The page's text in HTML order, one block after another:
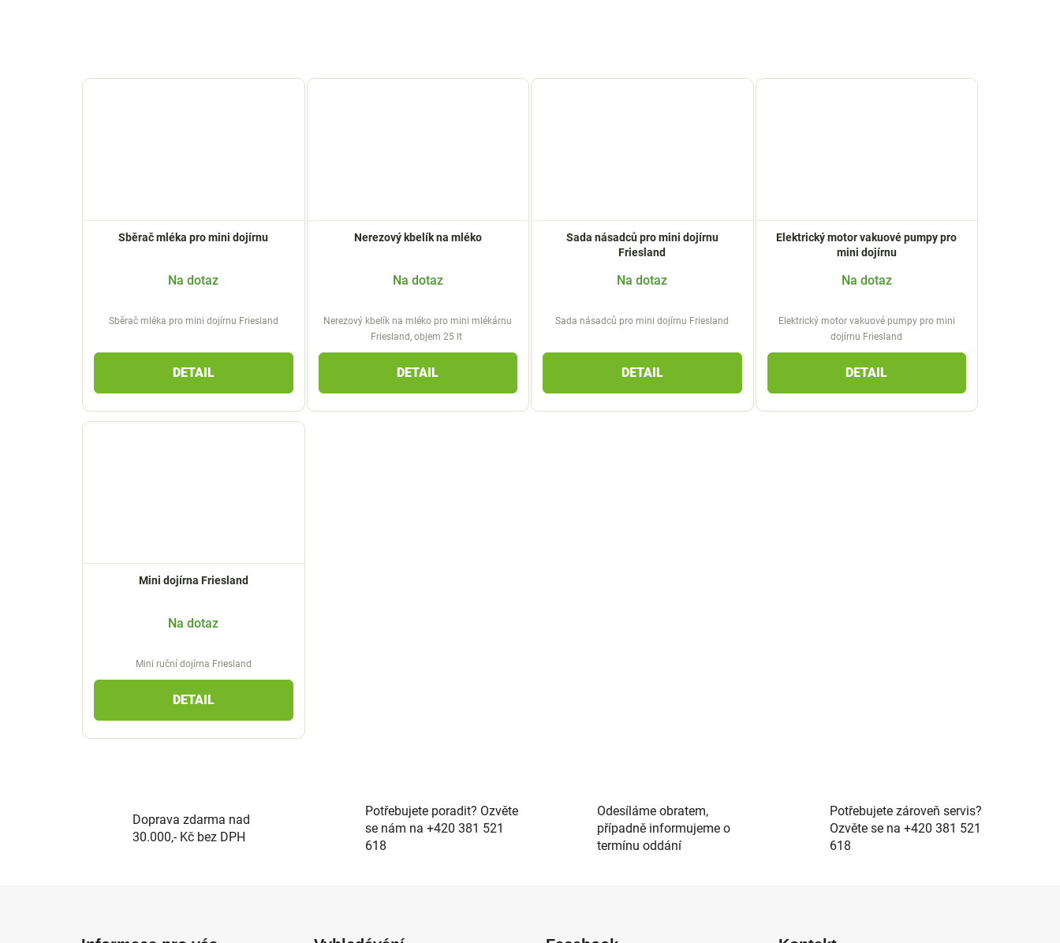
Sběrač mléka pro mini dojírnu
Na dotaz
DETAIL
Sběrač mléka pro mini dojírnu Friesland
Nerezový kbelík na mléko
Na dotaz
DETAIL
Nerezový kbelík na mléko pro mini mlékárnu
Friesland, objem 25 lt
Sada násadců pro mini dojírnu
Friesland
Na dotaz
DETAIL
Sada násadců pro mini dojírnu Friesland
Elektrický motor vakuové pumpy pro
mini dojírnu
Na dotaz
DETAIL
Elektrický motor vakuové pumpy pro mini
dojírnu Friesland
Mini dojírna Friesland
Na dotaz
DETAIL
Mini ruční dojírna Friesland
Doprava zdarma nad
30.000,- Kč bez DPH
Potřebujete poradit? Ozvěte
se nám na +420 381 521
618
Odesíláme obratem,
případně informujeme o
termínu oddání
Potřebujete zároveň servis?
Ozvěte se na +420 381 521
618